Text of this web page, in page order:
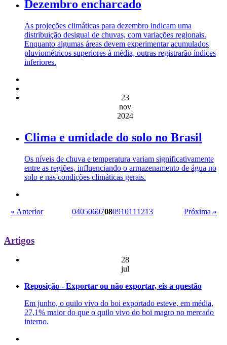
Dezembro encharcado
As projeções climáticas para dezembro indicam uma
distribuição desigual de chuvas, com variações regionais.
Enquanto algumas áreas devem experimentar acumulados
pluviométricos superiores à média, outras registrarão índices
inferiores.
23
nov
2024
Clima e umidade do solo no Brasil
Os níveis de chuva e temperatura variam significativamente
entre as regiões, influenciando o armazenamento de água no
solo e nas condições climáticas gerais.
« Anterior 0405060708091011 1213 Próxima »
Artigos
28
jul
Reposição - Exportar ou não exportar, eis a questão
Em junho, o quilo vivo do boi exportado esteve, em média,
27,1% maior do que o quilo vivo do boi magro no mercado
interno.